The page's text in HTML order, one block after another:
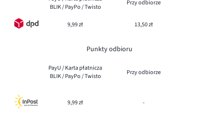
BLIK / PayPo / Twisto
Przy odbiorze
9,99 zł 13,50 zł
Punkty odbioru
PayU / Karta płatnicza
BLIK / PayPo / Twisto
Przy odbiorze
9,99 zł -